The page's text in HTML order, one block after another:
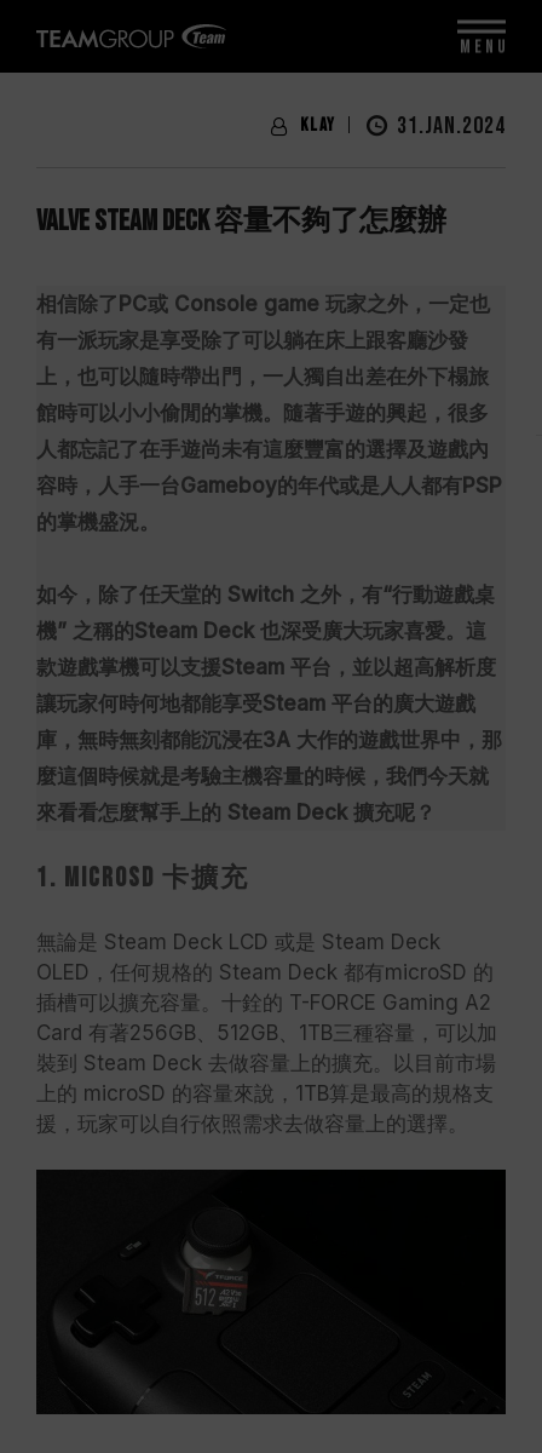
Klay 31.JAN.2024
Valve Steam Deck 容量不夠了怎麼辦
相信除了PC或 Console game 玩家之外，一定也
有一派玩家是享受除了可以躺在床上跟客廳沙發
上，也可以隨時帶出門，一人獨自出差在外下榻旅
館時可以小小偷閒的掌機。隨著手遊的興起，很多
人都忘記了在手遊尚未有這麼豐富的選擇及遊戲內
容時，人手一台Gameboy的年代或是人人都有PSP
的掌機盛況。
如今，除了任天堂的 Switch 之外，有“行動遊戲桌
機” 之稱的Steam Deck 也深受廣大玩家喜愛。這
款遊戲掌機可以支援Steam 平台，並以超高解析度
讓玩家何時何地都能享受Steam 平台的廣大遊戲
庫，無時無刻都能沉浸在3A 大作的遊戲世界中，那
麼這個時候就是考驗主機容量的時候，我們今天就
來看看怎麼幫手上的 Steam Deck 擴充呢？
1. microSD 卡擴充
無論是 Steam Deck LCD 或是 Steam Deck
OLED，任何規格的 Steam Deck 都有microSD 的
插槽可以擴充容量。十銓的 T-FORCE Gaming A2
Card 有著256GB、512GB、1TB三種容量，可以加
裝到 Steam Deck 去做容量上的擴充。以目前市場
上的 microSD 的容量來說，1TB算是最高的規格支
援，玩家可以自行依照需求去做容量上的選擇。
MENU